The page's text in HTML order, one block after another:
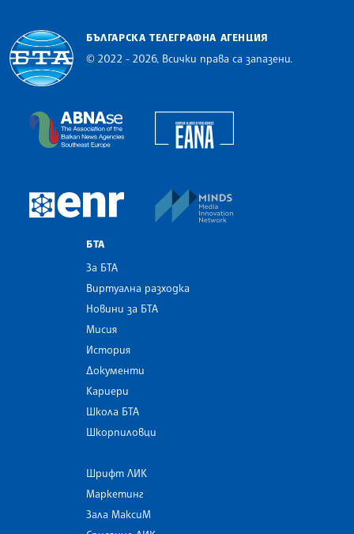
БЪЛГАРСКА ТЕЛЕГРАФНА АГЕНЦИЯ
© 2022 - 2026, Всички права са запазени.
The Assocoation of the Balkan News Agencies
European Newsroom
БТА
За БТА
Виртуална разходка
Новини за БТА
Мисия
История
Документи
Кариери
Школа БТА
Шкорпиловци
Шрифт ЛИК
Маркетинг
Зала МаксиМ